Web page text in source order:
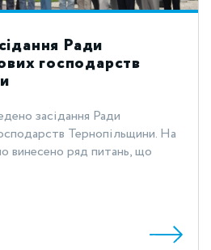
Ради
господарств
засідання Ради
Тернопільщини. На
винесено ряд питань, що